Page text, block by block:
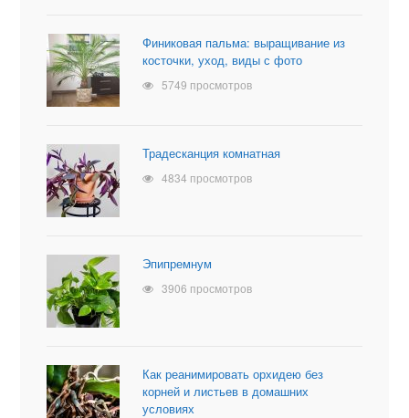
Финиковая пальма: выращивание из
косточки, уход, виды с фото
5749 просмотров
Традесканция комнатная
4834 просмотров
Эпипремнум
3906 просмотров
Как реанимировать орхидею без
корней и листьев в домашних
условиях